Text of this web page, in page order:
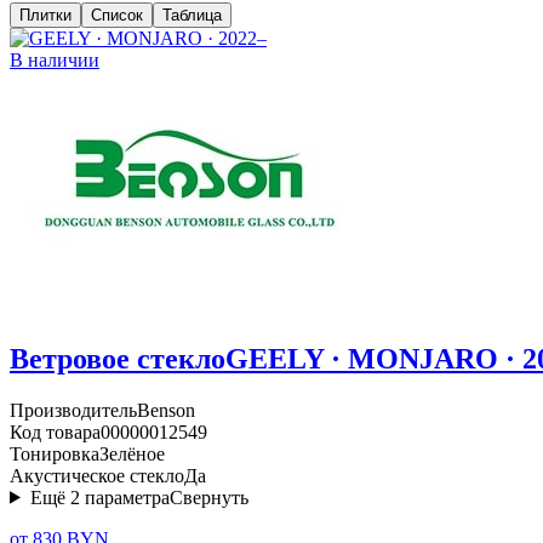
Плитки Список Таблица
В наличии
Ветровое стеклоGEELY · MONJARO ·
ПроизводительBenson
Код товара00000012549
ТонировкаЗелёное
Акустическое стеклоДа
Ещё 2 параметраСвернуть
от 830 BYN